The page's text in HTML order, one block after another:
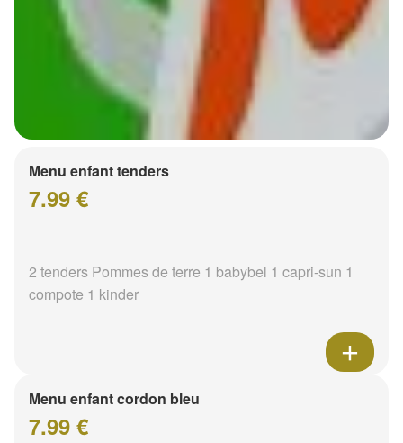
Menu enfant tenders
7.99 €
2 tenders Pommes de terre 1 babybel 1 capri-sun 1
compote 1 kinder
Menu enfant cordon bleu
7.99 €